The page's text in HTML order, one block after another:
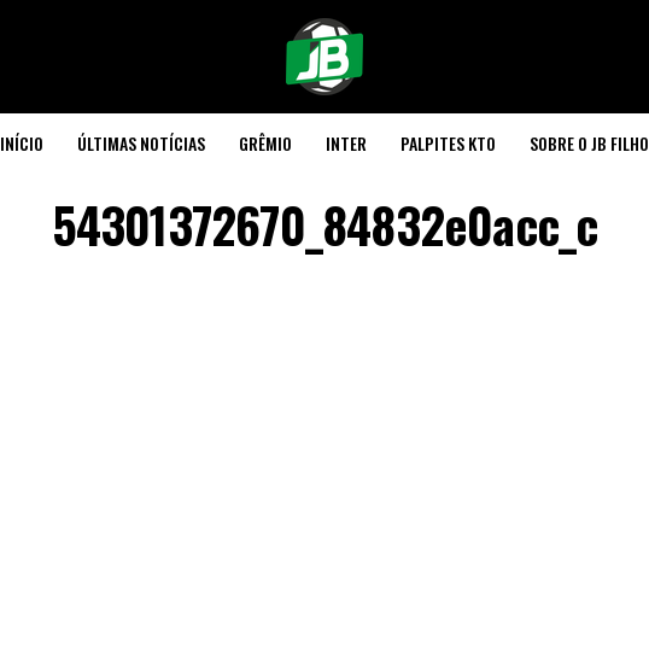
INÍCIO ÚLTIMAS NOTÍCIAS GRÊMIO INTER PALPITES KTO SOBRE O JB FILHO
54301372670_84832e0acc_c